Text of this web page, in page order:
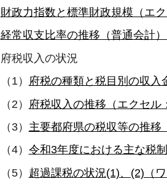
財政力指数と標準財政規模（エク
経常収支比率の推移（普通会計）
府税収入の状況
（1） 府税の種類と税目別の収入
（2）
府税収入の推移（エクセル
（3） 主要都府県の税収等の推移
（4） 令和3年度における主な税
（5） 超過課税の状況(1)、(2)（ワ